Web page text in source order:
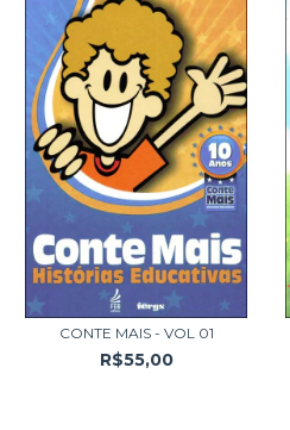
CONTE MAIS - VOL 01
R$55,00